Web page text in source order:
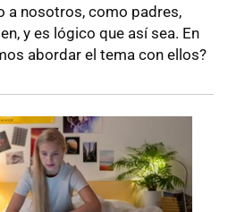
a nosotros, como padres,
y es lógico que así sea. En
abordar el tema con ellos?